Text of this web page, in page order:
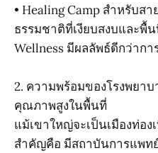
• Healing Camp สำหรับส
ธรรมชาติที่เงียบสงบและพื้
Wellness มีผลลัพธ์ดีกว่ากา
2. ความพร้อมของโรงพยา
คุณภาพสูงในพื้นที่
แม้เขาใหญ่จะเป็นเมืองท่อ
สำคัญคือ มีสถาบันการแพท